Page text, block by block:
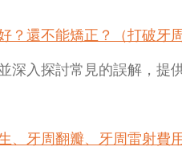
？還不能矯正？（打破牙
深入探討常見的誤解，提
、牙周翻瓣、牙周雷射費